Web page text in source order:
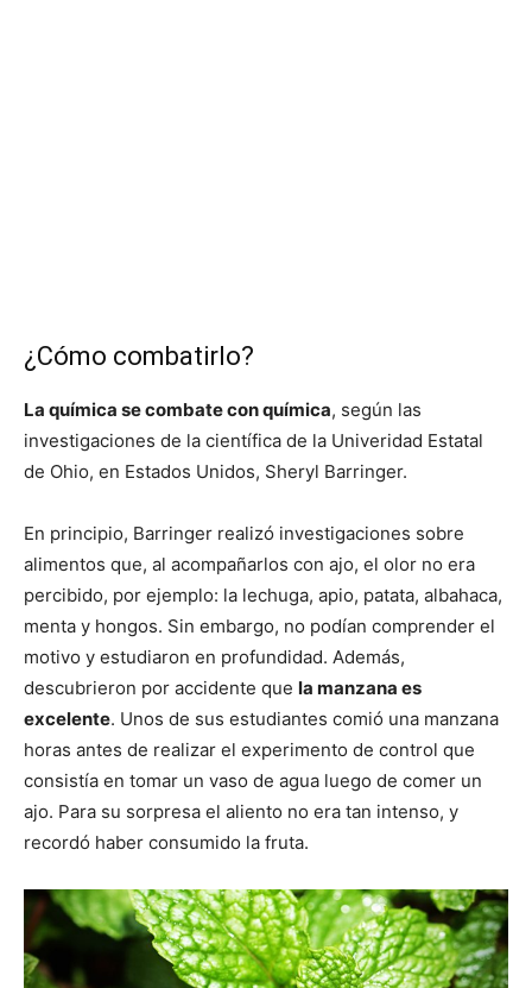
¿Cómo combatirlo?
La química se combate con química, según las
investigaciones de la científica de la Univeridad Estatal
de Ohio, en Estados Unidos, Sheryl Barringer.
En principio, Barringer realizó investigaciones sobre
alimentos que, al acompañarlos con ajo, el olor no era
percibido, por ejemplo: la lechuga, apio, patata, albahaca,
menta y hongos. Sin embargo, no podían comprender el
motivo y estudiaron en profundidad. Además,
descubrieron por accidente que la manzana es
excelente. Unos de sus estudiantes comió una manzana
horas antes de realizar el experimento de control que
consistía en tomar un vaso de agua luego de comer un
ajo. Para su sorpresa el aliento no era tan intenso, y
recordó haber consumido la fruta.